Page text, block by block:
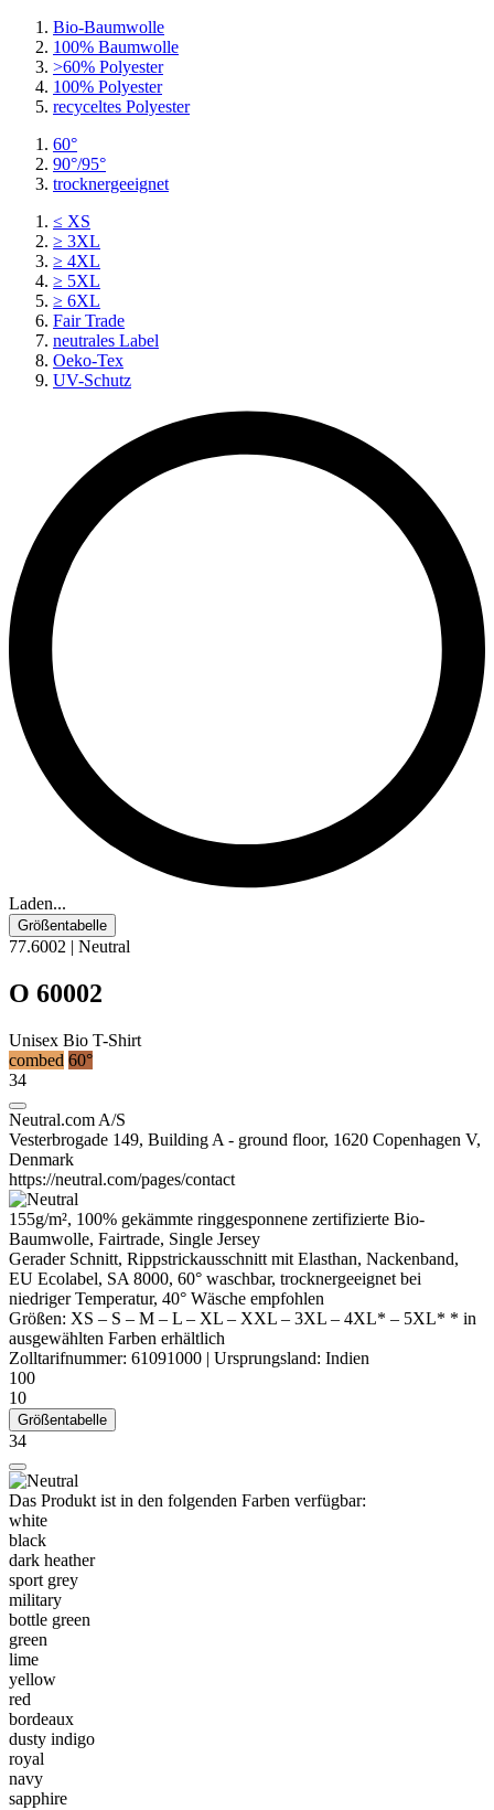
Bio-Baumwolle
100% Baumwolle
>60% Polyester
100% Polyester
recyceltes Polyester
60°
90°/95°
trocknergeeignet
≤ XS
≥ 3XL
≥ 4XL
≥ 5XL
≥ 6XL
Fair Trade
neutrales Label
Oeko-Tex
UV-Schutz
Laden...
Größentabelle
77.6002 | Neutral
O 60002
Unisex Bio T-Shirt
combed 60°
34
Neutral.com A/S
Vesterbrogade 149, Building A - ground floor, 1620 Copenhagen V,
Denmark
https://neutral.com/pages/contact
155g/m², 100% gekämmte ringgesponnene zertifizierte Bio-
Baumwolle, Fairtrade, Single Jersey
Gerader Schnitt, Rippstrickausschnitt mit Elasthan, Nackenband,
EU Ecolabel, SA 8000, 60° waschbar, trocknergeeignet bei
niedriger Temperatur, 40° Wäsche empfohlen
Größen: XS – S – M – L – XL – XXL – 3XL – 4XL* – 5XL* * in
ausgewählten Farben erhältlich
Zolltarifnummer: 61091000 | Ursprungsland: Indien
100
10
Größentabelle
34
Das Produkt ist in den folgenden Farben verfügbar:
white
black
dark heather
sport grey
military
bottle green
green
lime
yellow
red
bordeaux
dusty indigo
royal
navy
sapphire